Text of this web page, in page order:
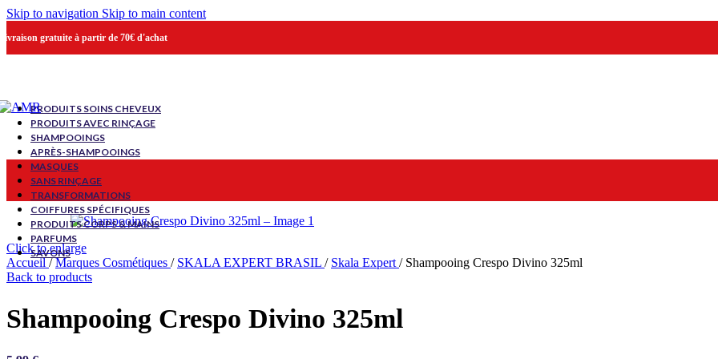
Skip to navigation Skip to main content
gratuite à partir de 70€ d'achat
PRODUITS SOINS CHEVEUX
PRODUITS AVEC RINÇAGE
SHAMPOOINGS
APRÈS-SHAMPOOINGS
MASQUES
SANS RINÇAGE
TRANSFORMATIONS
COIFFURES SPÉCIFIQUES
PRODUITS CORPS & MAINS
PARFUMS
SAVONS
Click to enlarge
Accueil/ Marques Cosmétiques / SKALA EXPERT BRASIL / Skala Expert / Shampooing Crespo Divino 325ml
Back to products
Shampooing Crespo Divino 325ml